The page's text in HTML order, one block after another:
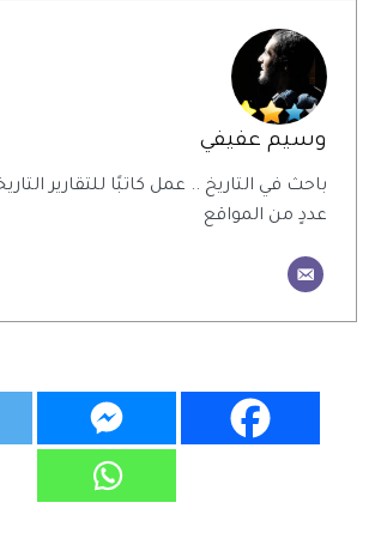
وسيم عفيفي
باحث في التاريخ .. عمل كاتبًا للتقارير
عددٍ من المواقع